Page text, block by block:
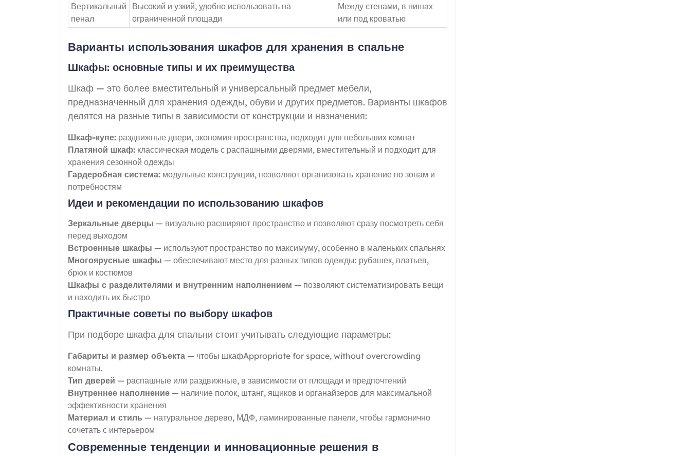
Вертикальный
пенал
Высокий и узкий, удобно использовать на
ограниченной площади
Между стенами, в нишах
или под кроватью
Варианты использования шкафов для хранения в спальне
Шкафы: основные типы и их преимущества
Шкаф — это более вместительный и универсальный предмет мебели,
предназначенный для хранения одежды, обуви и других предметов. Варианты шкафов
делятся на разные типы в зависимости от конструкции и назначения:
Шкаф-купе: раздвижные двери, экономия пространства, подходит для небольших комнат
Платяной шкаф: классическая модель с распашными дверями, вместительный и подходит для
хранения сезонной одежды
Гардеробная система: модульные конструкции, позволяют организовать хранение по зонам и
потребностям
Идеи и рекомендации по использованию шкафов
Зеркальные дверцы — визуально расширяют пространство и позволяют сразу посмотреть себя
перед выходом
Встроенные шкафы — используют пространство по максимуму, особенно в маленьких спальнях
Многоярусные шкафы — обеспечивают место для разных типов одежды: рубашек, платьев,
брюк и костюмов
Шкафы с разделителями и внутренним наполнением — позволяют систематизировать вещи
и находить их быстро
Практичные советы по выбору шкафов
При подборе шкафа для спальни стоит учитывать следующие параметры:
Габариты и размер объекта — чтобы шкафAppropriate for space, without overcrowding
комнаты.
Тип дверей — распашные или раздвижные, в зависимости от площади и предпочтений
Внутреннее наполнение — наличие полок, штанг, ящиков и органайзеров для максимальной
эффективности хранения
Материал и стиль — натуральное дерево, МДФ, ламинированные панели, чтобы гармонично
сочетать с интерьером
Современные тенденции и инновационные решения в